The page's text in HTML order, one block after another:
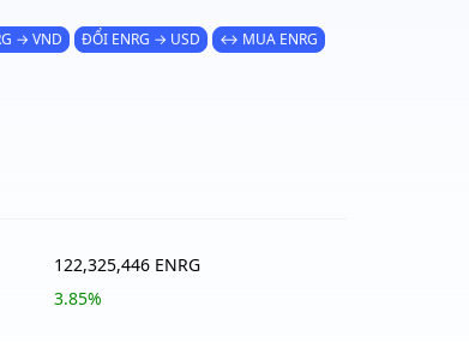
→ VND ĐỔI ENRG → USD ↔ MUA ENRG
122,325,446 ENRG
3.85%